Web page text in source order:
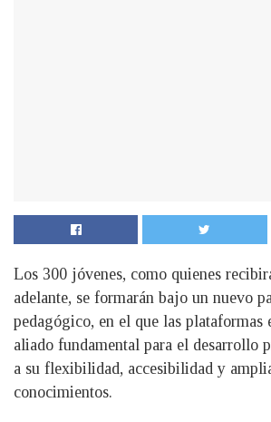
Los 300 jóvenes, como quienes
adelante, se formarán bajo un nuevo
pedagógico, en el que las plataformas
aliado fundamental para el desarrollo
a su flexibilidad, accesibilidad y
conocimientos.